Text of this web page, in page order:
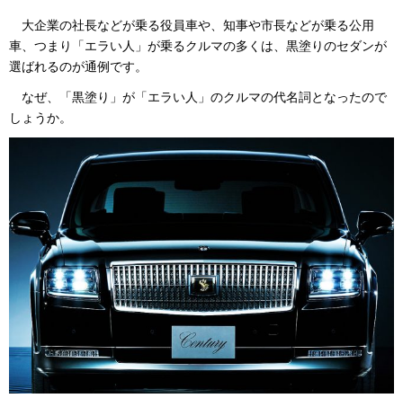
大企業の社長などが乗る役員車や、知事や市長などが乗る公用
車、つまり「エラい人」が乗るクルマの多くは、黒塗りのセダンが
選ばれるのが通例です。
なぜ、「黒塗り」が「エラい人」のクルマの代名詞となったので
しょうか。